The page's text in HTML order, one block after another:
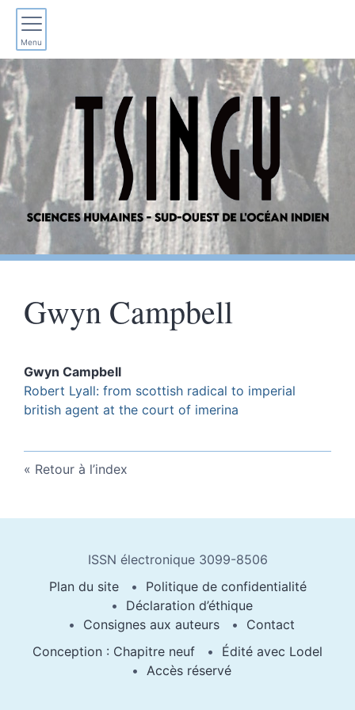
Menu
Gwyn Campbell
Gwyn Campbell
Robert Lyall: from scottish radical to imperial
british agent at the court of imerina
Retour à l’index
ISSN électronique 3099-8506
Plan du site
Politique de confidentialité
Déclaration d’éthique
Consignes aux auteurs
Contact
Conception : Chapitre neuf
Édité avec Lodel
Accès réservé